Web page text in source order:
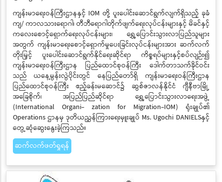
ကျန်းမာရေးဝန်ကြီးဌာနနှင့် IOM တို့ ပူးပေါင်းဆောင်ရွက်လျက်ရှိသည့် ခုခံ
ကျ/ ကာလသားရောဂါ၊ တီဘီရောဂါတိုက်ဖျက်ရေးလုပ်ငန်းများနှင့် မိခင်နှင့်
ကလေးစောင့်ရှောက်ရေးလုပ်ငန်းများ၊ ရွှေ့ပြောင်းသွားလာပြည်သူများ
အတွက် ကျန်းမာရေးစောင့်ရှောက်မှုပေးခြင်းလုပ်ငန်းများအား ဆက်လက်
တိုးမြှင့် ပူးပေါင်းဆောင်ရွက်နိုင်ရေးဆိုင်ရာ ကိစ္စရပ်များနှင့်စပ်လျဉ်း၍
ကျန်းမာရေးဝန်ကြီးဌာန ပြည်ထောင်စုဝန်ကြီး ဒေါက်တာသက်ခိုင်ဝင်း
သည် ယနေ့မွန်းလွဲပိုင်းတွင် နေပြည်တော်ရှိ ကျန်းမာရေးဝန်ကြီးဌာန
ပြည်ထောင်စုဝန်ကြီး ဧည့်ခန်းမဆောင်၌ ဆွစ်ဇာလန်နိုင်ငံ ဂျီနီဗာမြို့
အခြေစိုက်၊ အပြည်ပြည်ဆိုင်ရာ ရွှေ့ပြောင်းသွားလာရေးအဖွဲ့
(International Organi- zation for Migration-IOM) ရုံးချုပ်၏
Operations ဌာနမှ ဒုတိယညွှန်ကြားရေးမှူးချုပ် Ms. Ugochi DANIELSနှင့်
တွေ့ဆုံဆွေးနွေးခဲ့ကြသည်။
ဆက်လက်ဖတ်ရှုရန်